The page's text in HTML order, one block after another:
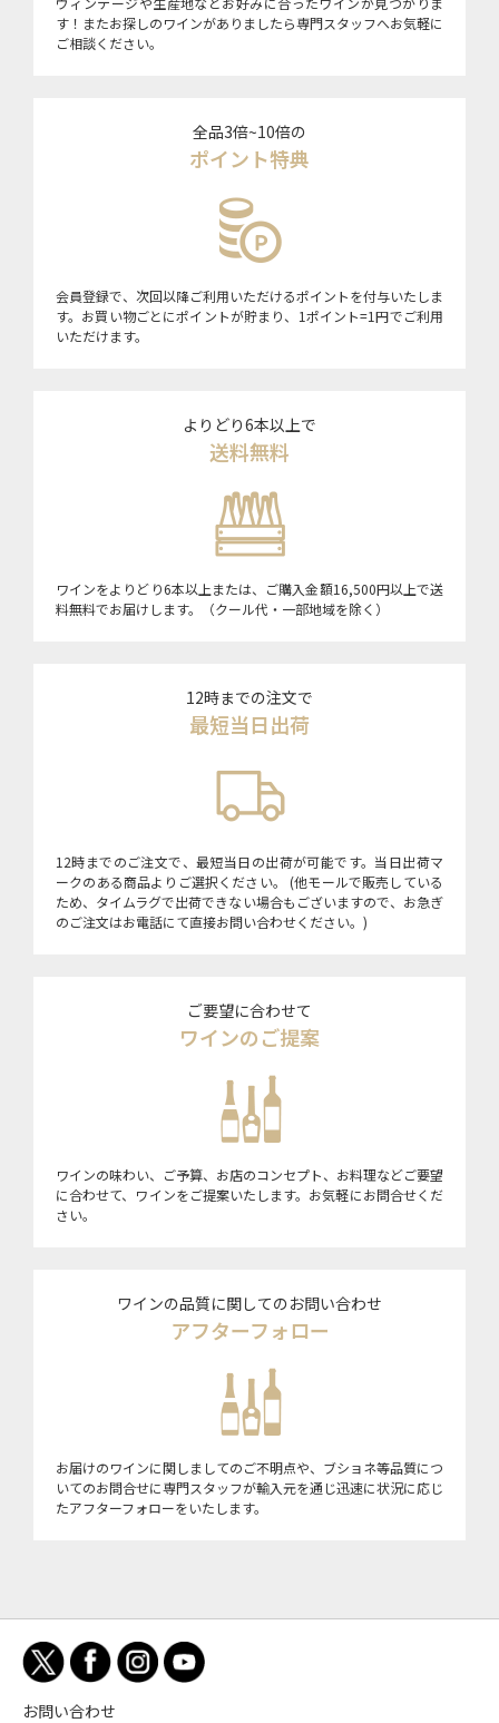
す！またお探しのワインがありましたら専門スタッフへお気軽に
ご相談ください。
全品3倍~10倍の
ポイント特典
会員登録で、次回以降ご利用いただけるポイントを付与いたしま
す。お買い物ごとにポイントが貯まり、1ポイント=1円でご利用
いただけます。
よりどり6本以上で
送料無料
ワインをよりどり6本以上または、ご購入金額16,500円以上で送
料無料でお届けします。（クール代・一部地域を除く）
12時までの注文で
最短当日出荷
12時までのご注文で、最短当日の出荷が可能です。当日出荷マ
ークのある商品よりご選択ください。 (他モールで販売している
ため、タイムラグで出荷できない場合もございますので、お急ぎ
のご注文はお電話にて直接お問い合わせください。)
ご要望に合わせて
ワインのご提案
ワインの味わい、ご予算、お店のコンセプト、お料理などご要望
に合わせて、ワインをご提案いたします。お気軽にお問合せくだ
さい。
ワインの品質に関してのお問い合わせ
アフターフォロー
お届けのワインに関しましてのご不明点や、ブショネ等品質につ
いてのお問合せに専門スタッフが輸入元を通じ迅速に状況に応じ
たアフターフォローをいたします。
お問い合わせ